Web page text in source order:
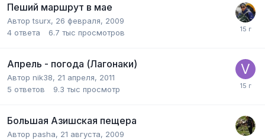
Пеший маршрут в мае
Авторtsurx, 26 февраля, 2009
4 ответа 6.7 тыс просмотров
Апрель - погода (Лагонаки)
Автор nik38, 21 апреля, 2011
5 ответов 9.3 тыс просмотр
Большая Азишская пещера
Автор pasha, 21 августа, 2009